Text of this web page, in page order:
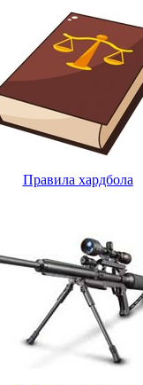
Правила хардбола